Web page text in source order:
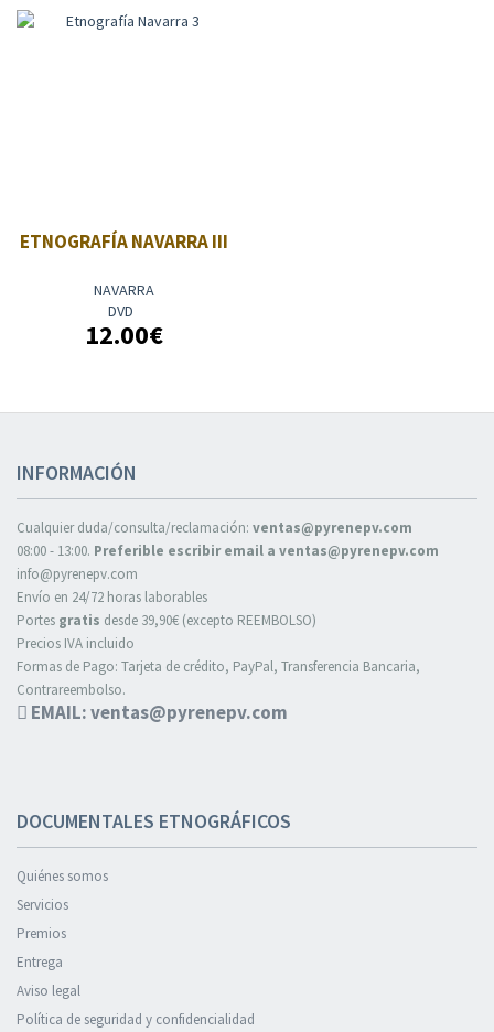
ETNOGRAFÍA NAVARRA III
NAVARRA
DVD
12.00€
INFORMACIÓN
Cualquier duda/consulta/reclamación: ventas@pyrenepv.com
08:00 - 13:00. Preferible escribir email a ventas@pyrenepv.com
info@pyrenepv.com
Envío en 24/72 horas laborables
Portes gratis desde 39,90€ (excepto REEMBOLSO)
Precios IVA incluido
Formas de Pago: Tarjeta de crédito, PayPal, Transferencia Bancaria,
Contrareembolso.
EMAIL: ventas@pyrenepv.com
DOCUMENTALES ETNOGRÁFICOS
Quiénes somos
Servicios
Premios
Entrega
Aviso legal
Política de seguridad y confidencialidad